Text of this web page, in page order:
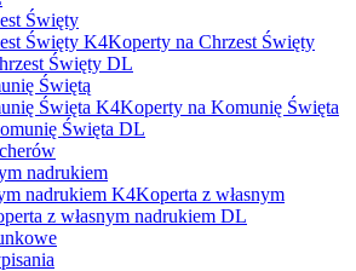
Święty
Święty K4Koperty na Chrzest Święty
Święty DL
Świętą
Święta K4Koperty na Komunię Święta
Święta DL
nadrukiem
nadrukiem K4Koperta z własnym
z własnym nadrukiem DL